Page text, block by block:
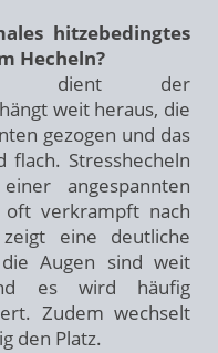
hitzebedingtes
Hecheln?
dient der
weit heraus, die
gezogen und das
Stresshecheln
angespannten
verkrampft nach
eine deutliche
Augen sind weit
es wird häufig
Zudem wechselt
den Platz.